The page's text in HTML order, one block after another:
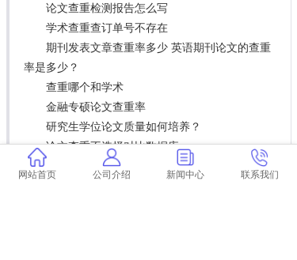
论文查重检测报告怎么写
学术查重查订单号不存在
期刊发表文章查重率多少 英语期刊论文的查重
率是多少？
查重哪个和学术
金融专硕论文查重率
研究生学位论文质量如何培养？
论文查重不选择对比数据库
文献综述投稿要查重 文献综述需要学术查重
网站首页 公司介绍 新闻中心 联系我们